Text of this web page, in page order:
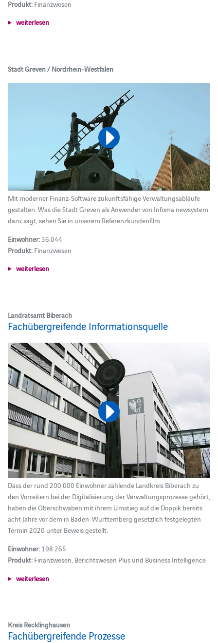
Produkt:Finanzwesen
weiterlesen
Stadt Greven / Nordrhein-Westfalen
Mit moderner Finanz-Software zukunftsfähige Verwaltungsabläufe
gestalten. Was die Stadt Greven als Anwender von Infoma newsystem
dazu sagt, sehen Sie in unserem Referenzkundenfilm.
Einwohner:36.044
Produkt:Finanzwesen
weiterlesen
Landratsamt Biberach
Fachübergreifende Informationsquelle
Dass der rund 200.000 Einwohner zählende Landkreis Biberach zu
den Vorreitern bei der Digitalisierung der Verwaltungsprozesse gehört,
haben die Oberschwaben mit ihrem Umstieg auf die Doppik bereits
acht Jahre vor dem in Baden-Württemberg gesetzlich festgelegten
Termin 2020 unter Beweis gestellt.
Einwohner:198.265
Produkt:Finanzwesen, Berichtswesen Plus und Business Intelligence
weiterlesen
Kreis Recklinghausen
Fachübergreifende Prozesse